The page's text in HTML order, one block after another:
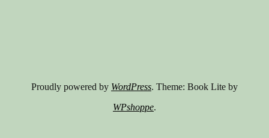
Proudly powered by WordPress. Theme: Book Lite by
WPshoppe.